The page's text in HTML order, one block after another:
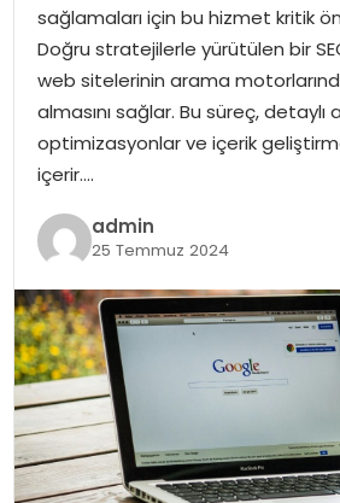
MAGAZIN
SAĞLIK
SOSYAL HABER
sağlamaları için bu hizmet kritik
Doğru stratejilerle yürütülen bir
web sitelerinin arama
almasını sağlar. Bu süreç, detaylı
optimizasyonlar ve içerik
içerir….
admin
25 Temmuz 2024